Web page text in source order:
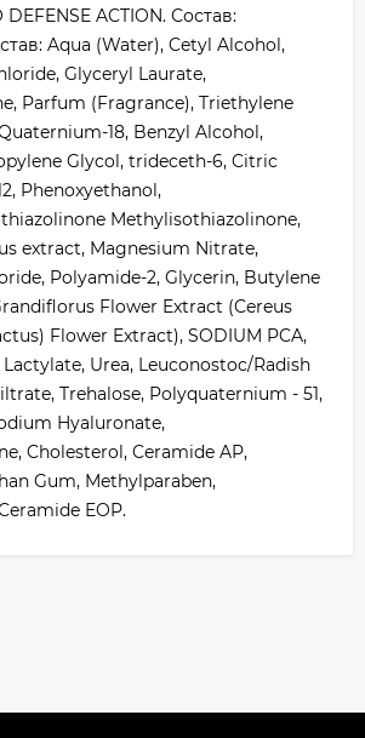
ACTION. Состав:
Aqua (Water), Cetyl Alcohol,
Glyceryl Laurate,
Parfum (Fragrance), Triethylene
18, Benzyl Alcohol,
Glycol, trideceth-6, Citric
Phenoxyethanol,
Methylisothiazolinone,
extract, Magnesium Nitrate,
Polyamide-2, Glycerin, Butylene
Flower Extract (Cereus
Flower Extract), SODIUM PCA,
Urea, Leuconostoc/Radish
Trehalose, Polyquaternium - 51,
Hyaluronate,
Cholesterol, Ceramide AP,
Gum, Methylparaben,
EOP.